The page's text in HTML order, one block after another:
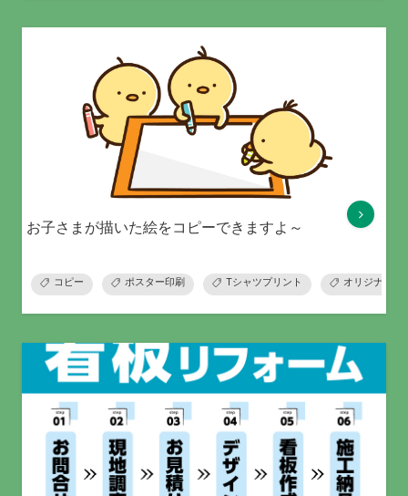
お子さまが描いた絵をコピーできますよ～
コピー ポスター印刷 Tシャツプリント オリジナルグ